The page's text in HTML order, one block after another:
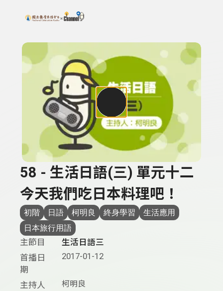
上方功能區塊
搜尋關鍵字：可輸入節目名稱、主持人或關鍵字
58 - 生活日語(三) 單元十二
今天我們吃日本料理吧！
初階 日語 柯明良 終身學習
生活應用
日本旅行用語
主節目
生活日語三
首播日
期
2017-01-12
主持人 柯明良